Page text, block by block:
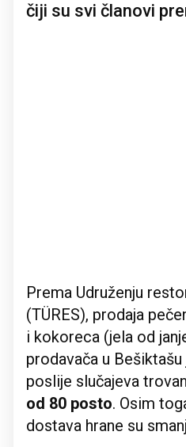
čiji su svi članovi
Prema Udruženju
(TÜRES), prodaja
i kokoreca (jela od
prodavača u
poslije slučajeva
od 80 posto. Osim
dostava hrane su